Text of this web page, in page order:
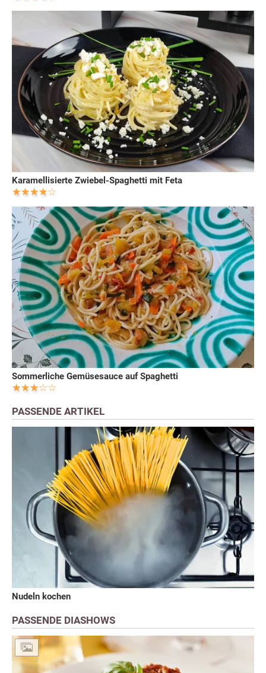
Karamellisierte Zwiebel-Spaghetti mit Feta
Sommerliche Gemüsesauce auf Spaghetti
PASSENDE ARTIKEL
Nudeln kochen
PASSENDE DIASHOWS